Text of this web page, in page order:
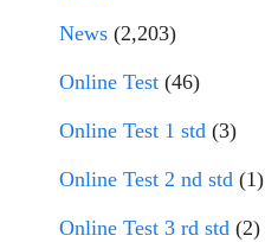
News (2,203)
Online Test (46)
Online Test 1 std (3)
Online Test 2 nd std (1)
Online Test 3 rd std (2)